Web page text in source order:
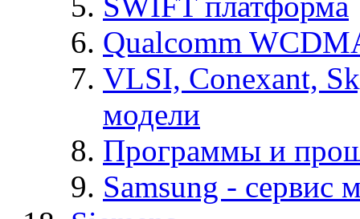
Qualcomm
VLSI, Conexant,
модели
Программы и
Samsung - cервис